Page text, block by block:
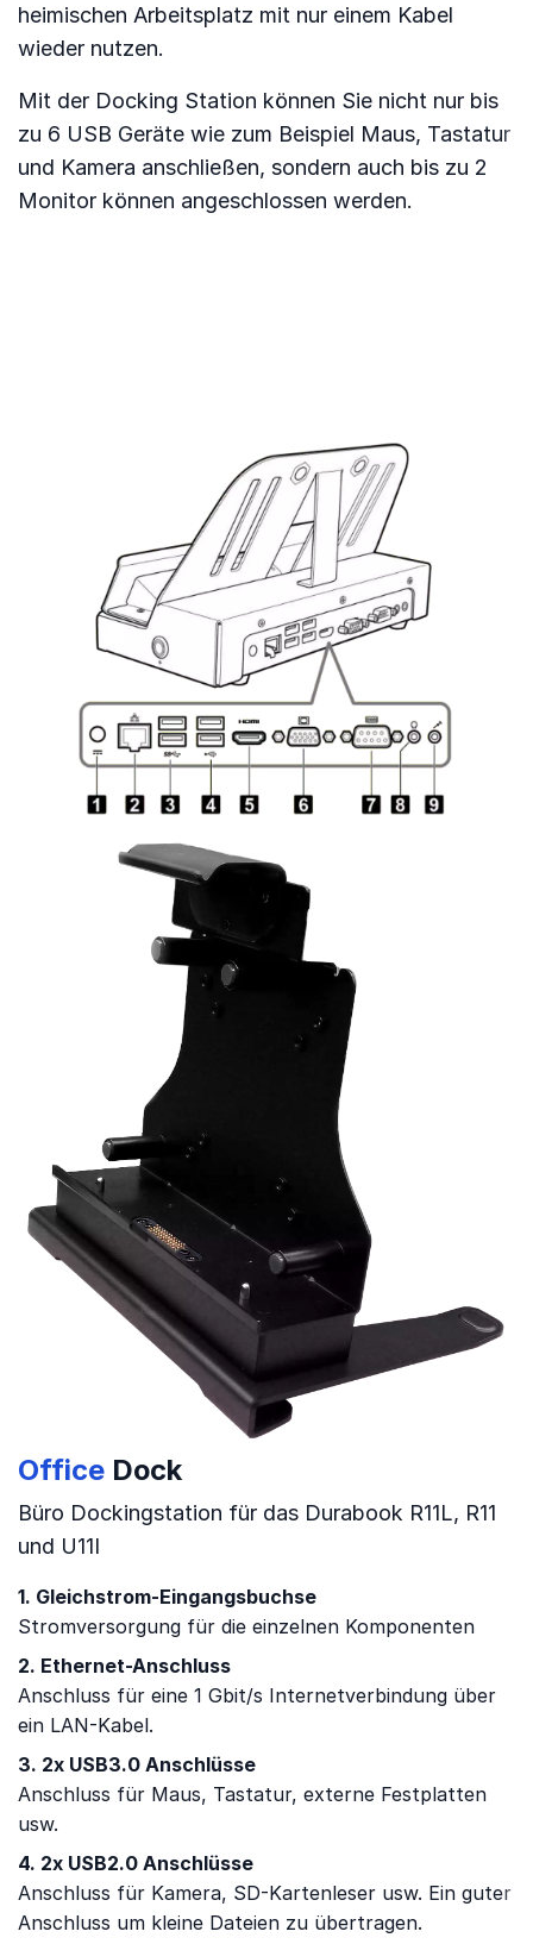
heimischen Arbeitsplatz mit nur einem Kabel
wieder nutzen.
Mit der Docking Station können Sie nicht nur bis
zu 6 USB Geräte wie zum Beispiel Maus, Tastatur
und Kamera anschließen, sondern auch bis zu 2
Monitor können angeschlossen werden.
Office Dock
Büro Dockingstation für das Durabook R11L, R11
und U11I
1. Gleichstrom-Eingangsbuchse
Stromversorgung für die einzelnen Komponenten
2. Ethernet-Anschluss
Anschluss für eine 1 Gbit/s Internetverbindung über
ein LAN-Kabel.
3. 2x USB3.0 Anschlüsse
Anschluss für Maus, Tastatur, externe Festplatten
usw.
4. 2x USB2.0 Anschlüsse
Anschluss für Kamera, SD-Kartenleser usw. Ein guter
Anschluss um kleine Dateien zu übertragen.